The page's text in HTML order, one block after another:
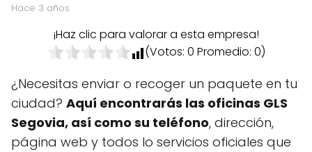
hace 3 años
¡Haz clic para valorar a esta empresa!
(Votos: 0 Promedio: 0)
¿Necesitas enviar o recoger un paquete en tu
ciudad? Aquí encontrarás las oficinas GLS
Segovia, así como su teléfono, dirección,
página web y todos lo servicios oficiales que